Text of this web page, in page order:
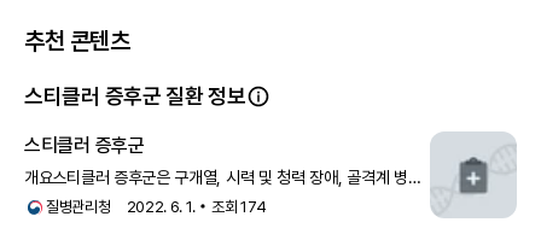
사람들에게 발생합니다.
스티클러 증후군 유형 IV, V, VI는 상염색체 열성 패턴으로 유전됩니다.
상염색체 열성 유전은 각 세포의 유전자 두 사본 모두에 변이가 있다는
것을 의미합니다. 상염색체 열성 상태를 가진 개인의 부모는 각각 변형된
유전자 한 사본을 가지고 있지만, 일반적으로 상태의 징후와 증상을 나타
내지 않습니다.
추천 콘텐츠
스티클러 증후군 질환 정보
스티클러 증후군
개요스티클러 증후군은 구개열, 시력 및 청력 장애, 골격계 병변
등의 복합적인 증상을 보이는 진행성 결합조직 질환입니다. 결합
질병관리청 2022. 6. 1. 조회174